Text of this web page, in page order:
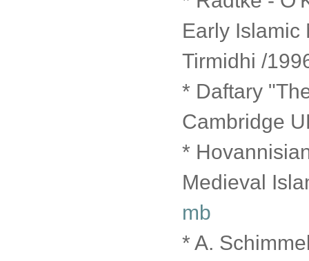
Early Islamic
Tirmidhi /
* Daftary
Cambridge
*
Medieval
mb
* A.